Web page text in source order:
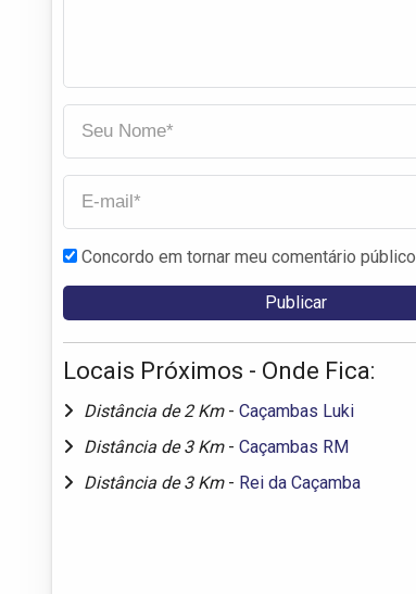
Concordo em tornar meu comentário público
Locais Próximos - Onde Fica:
Distância de 2 Km - Caçambas Luki
Distância de 3 Km - Caçambas RM
Distância de 3 Km - Rei da Caçamba